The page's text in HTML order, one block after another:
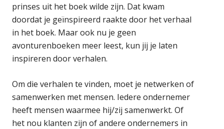
prinses uit het boek wilde zijn. Dat kwam
doordat je geïnspireerd raakte door het verhaal
in het boek. Maar ook nu je geen
avonturenboeken meer leest, kun jij je laten
inspireren door verhalen.
Om die verhalen te vinden, moet je netwerken of
samenwerken met mensen. Iedere ondernemer
heeft mensen waarmee hij/zij samenwerkt. Of
het nou klanten zijn of andere ondernemers in